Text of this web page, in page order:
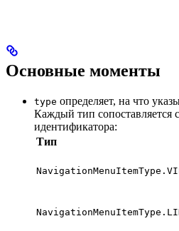
Основные моменты
type определяет, на что
Каждый тип сопоставляется
идентификатора:
Тип